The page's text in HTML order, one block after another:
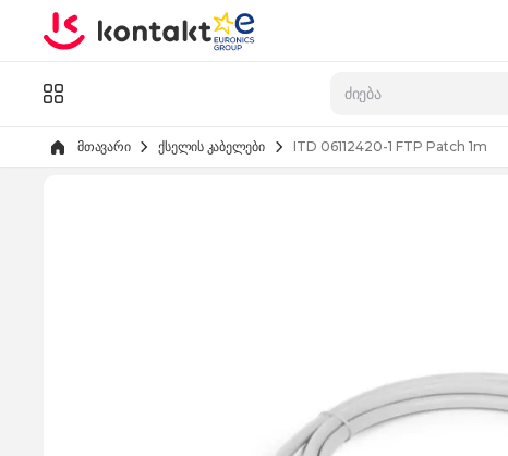
Skip to Content
მთავარი ქსელის კაბელები ITD 06112420-1 FTP Patch 1m